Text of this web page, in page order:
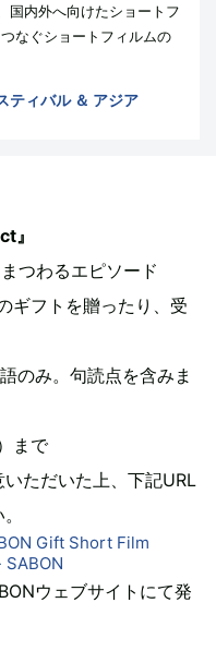
国内外へ向けたショートフ
なぐショートフィルムの
ティバル ＆ アジア
』
つわるエピソード
ギフトを贈ったり、受
のみ。句読点を含みま
まで
ただいた上、下記URL
Gift Short Film
ウェブサイトにて発